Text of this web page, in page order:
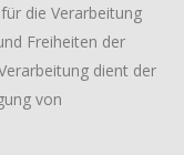
die Verarbeitung
Freiheiten der
dient der
von